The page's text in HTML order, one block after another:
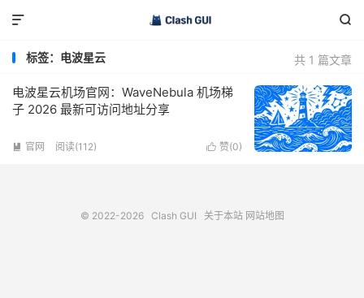


共 1 篇文章
标签：电波星云
电波星云机场官网：WaveNebula 机场梯
子 2026 最新可访问地址分享
 赞(0)
 官网 阅读(112)
© 2022-2026 Clash GUI 关于本站 网站地图